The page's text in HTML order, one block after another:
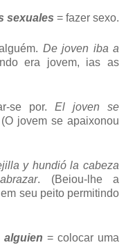
sexuales = fazer sexo.
De joven iba a
era jovem, ias as
se por. El joven se
jovem se apaixonou
y hundió la cabeza
. (Beiou-lhe a
seu peito permitindo
alguien = colocar uma